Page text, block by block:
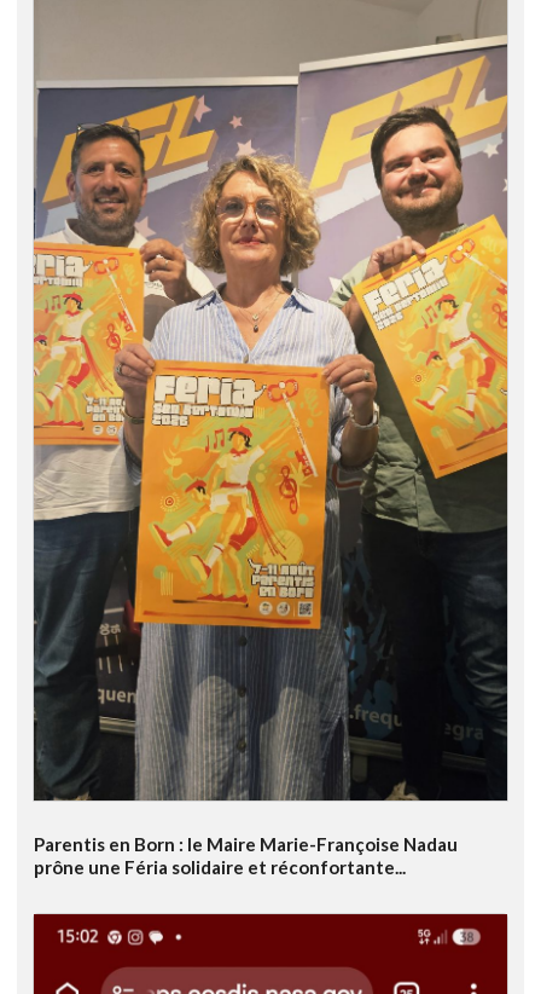
Parentis en Born : le Maire Marie-Françoise Nadau
prône une Féria solidaire et réconfortante...